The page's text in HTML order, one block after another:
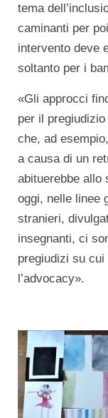
tema
caminanti per
intervento deve
soltanto per i
«Gli approcci
per il
che, ad
a causa di un
abituerebbe allo
oggi, nelle linee
stranieri,
insegnanti, ci
pregiudizi su
l’advocacy».